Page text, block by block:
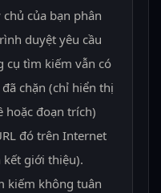
của bạn phân
duyệt yêu cầu
cụ tìm kiếm vẫn có
chặn (chỉ hiển thị
hoặc đoạn trích)
đó trên Internet
giới thiệu).
kiếm không tuân